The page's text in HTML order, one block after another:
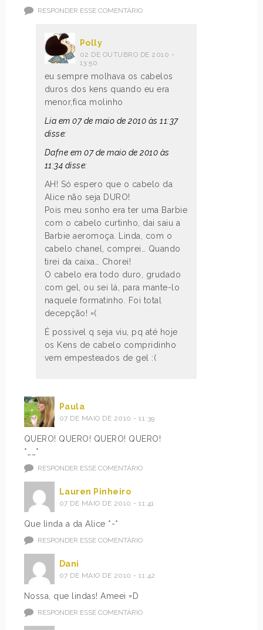
RESPONDER ESSE COMENTÁRIO
Polly
02 DE OUTUBRO DE 2010 -
13:50
eu sempre molhava os cabelos
duros dos kens quando eu era
menor,fica molinho
Lia em 07 de maio de 2010 às 11:37
disse:
Dafne em 07 de maio de 2010 às
11:34 disse:
AH! Só espero que o cabelo da
Alice não seja DURO!
Pois meu sonho era ter uma Barbie
com o cabelo curtinho, dai saiu a
Barbie aeromoça. Linda, com o
cabelo chanel, comprei… Quando
tirei da caixa… Chorei!
O cabelo era todo duro, grudado
com gel, ou sei lá, para mante-lo
naquele formatinho. Foi total
decepção! =(
É possivel q seja viu, pq até hoje
os Kens de cabelo compridinho
vem empesteados de gel :(
Paula
07 DE MAIO DE 2010 - 11:39
QUERO! QUERO! QUERO! QUERO!
*__*
RESPONDER ESSE COMENTÁRIO
Lauren Pinheiro
07 DE MAIO DE 2010 - 11:41
Que linda a da Alice *-*
RESPONDER ESSE COMENTÁRIO
Dani
07 DE MAIO DE 2010 - 11:42
Nossa, que lindas! Ameei =D
RESPONDER ESSE COMENTÁRIO